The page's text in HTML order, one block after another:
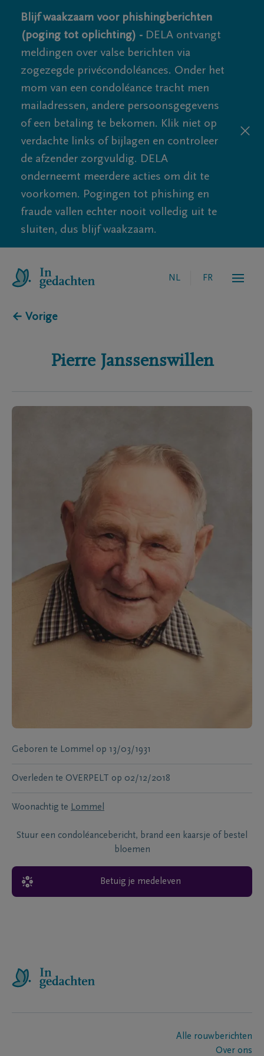
Blijf waakzaam voor phishingberichten
(poging tot oplichting) - DELA ontvangt
meldingen over valse berichten via
zogezegde privécondoléances. Onder het
mom van een condoléance tracht men
mailadressen, andere persoonsgegevens
of een betaling te bekomen. Klik niet op
verdachte links of bijlagen en controleer
de afzender zorgvuldig. DELA
onderneemt meerdere acties om dit te
voorkomen. Pogingen tot phishing en
fraude vallen echter nooit volledig uit te
sluiten, dus blijf waakzaam.
NL FR
← Vorige
Pierre Janssenswillen
Geboren te Lommel op 13/03/1931
Overleden te OVERPELT op 02/12/2018
Woonachtig te Lommel
Stuur een condoléancebericht, brand een kaarsje of bestel
bloemen
Betuig je medeleven
Alle rouwberichten
Over ons